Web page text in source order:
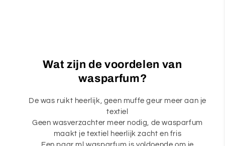
Wat zijn de voordelen van
wasparfum?
De was ruikt heerlijk, geen muffe geur meer aan je
textiel
Geen wasverzachter meer nodig, de wasparfum
maakt je textiel heerlijk zacht en fris